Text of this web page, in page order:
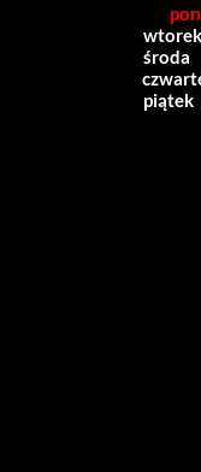
wtorek
środa
piątek